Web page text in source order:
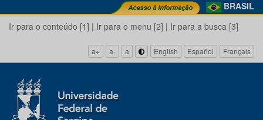
BRASIL
Ir para o conteúdo [1] | Ir para o menu [2] | Ir para a busca [3]
a+ a- a English Español Français